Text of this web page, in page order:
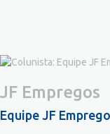
JF Empregos
Equipe JF